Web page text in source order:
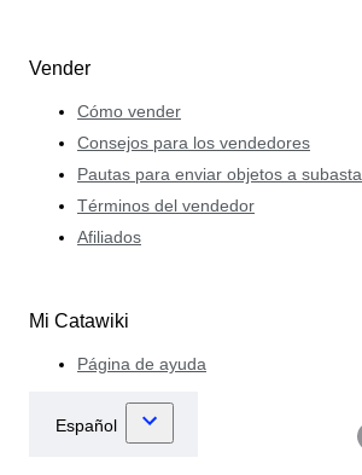
Vender
Cómo vender
Consejos para los vendedores
Pautas para enviar objetos a subasta
Términos del vendedor
Afiliados
Mi Catawiki
Página de ayuda